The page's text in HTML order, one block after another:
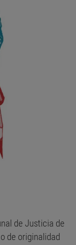
de Justicia de
de originalidad